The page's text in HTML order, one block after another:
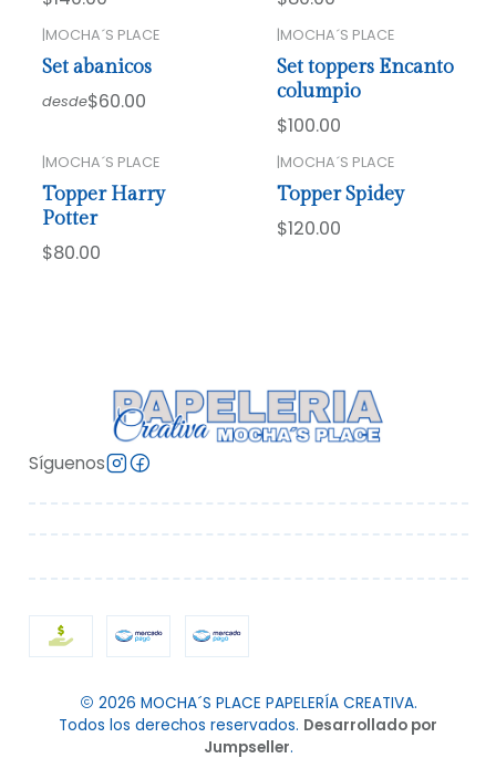
|MOCHA´S PLACE
Set abanicos
desde$60.00
|MOCHA´S PLACE
Set toppers Encanto
columpio
$100.00
|MOCHA´S PLACE
Topper Harry
Potter
$80.00
|MOCHA´S PLACE
Topper Spidey
$120.00
Síguenos
2026 MOCHA´S PLACE PAPELERÍA CREATIVA.
Todos los derechos reservados. Desarrollado por
Jumpseller.